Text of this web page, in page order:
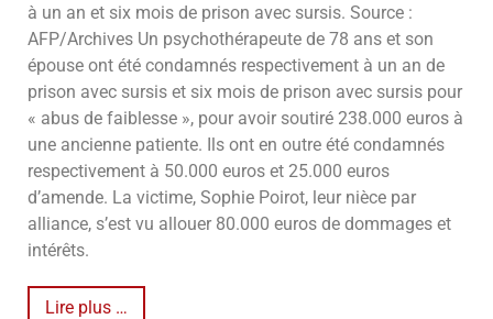
à un an et six mois de prison avec sursis. Source :
AFP/Archives Un psychothérapeute de 78 ans et son
épouse ont été condamnés respectivement à un an de
prison avec sursis et six mois de prison avec sursis pour
« abus de faiblesse », pour avoir soutiré 238.000 euros à
une ancienne patiente. Ils ont en outre été condamnés
respectivement à 50.000 euros et 25.000 euros
d’amende. La victime, Sophie Poirot, leur nièce par
alliance, s’est vu allouer 80.000 euros de dommages et
intérêts.
Lire plus …